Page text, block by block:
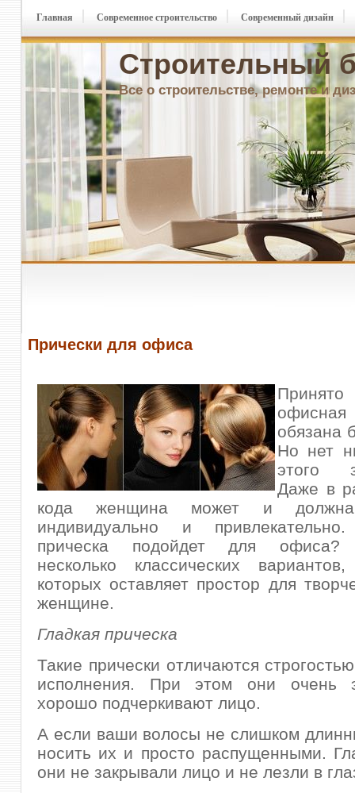
Строительный
Все о строительстве, ремонте и
Главная Современное строительство Современный дизайн
Прически для офиса
Принято
обязана
Но нет
этого
Даже в
кода женщина может и должна
индивидуально и
прическа подойдет для
несколько классических
которых оставляет простор для
женщине.
Гладкая прическа
Такие прически отличаются
исполнения. При этом они очень
хорошо подчеркивают лицо.
А если ваши волосы не слишком
носить их и просто распущенными.
они не закрывали лицо и не лезли в